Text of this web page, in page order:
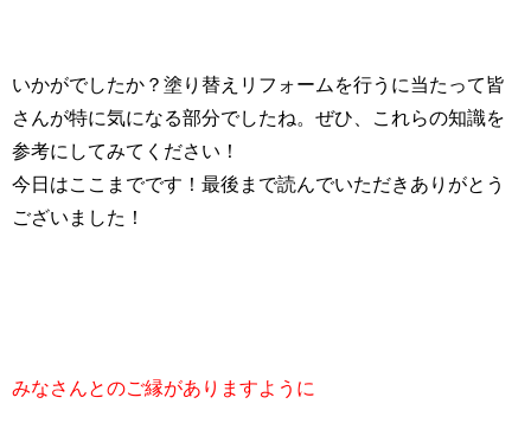
いかがでしたか？塗り替えリフォームを行うに当たって皆
さんが特に気になる部分でしたね。ぜひ、これらの知識を
参考にしてみてください！
今日はここまでです！最後まで読んでいただきありがとう
ございました！
みなさんとのご縁がありますように